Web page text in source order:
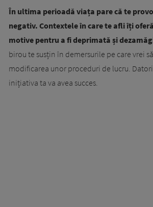
În ultima perioadă viața pare că te
negativ. Contextele în care te afli îți
motive pentru a fi deprimată și
birou te susțin în demersurile pe care vrei
modificarea unor proceduri de lucru.
inițiativa ta va avea succes.